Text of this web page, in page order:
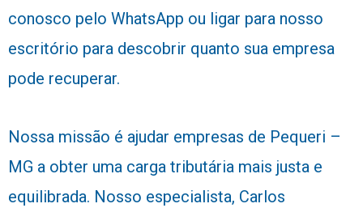
conosco pelo WhatsApp ou ligar para nosso
escritório para descobrir quanto sua empresa
pode recuperar.
Nossa missão é ajudar empresas de Pequeri –
MG a obter uma carga tributária mais justa e
equilibrada. Nosso especialista, Carlos